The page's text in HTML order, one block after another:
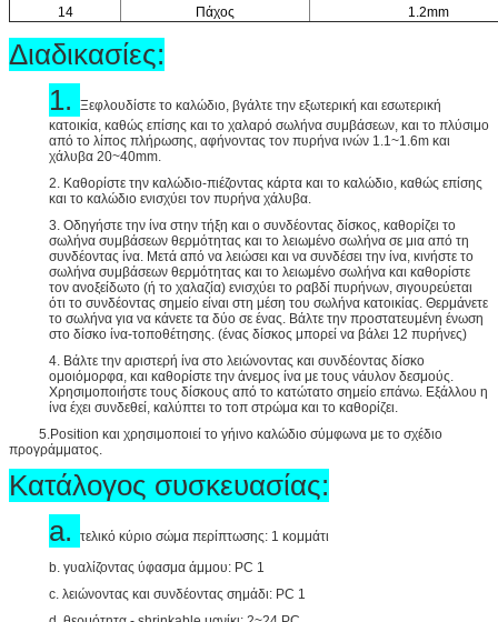
14
Πάχος 1.2mm
Διαδικασίες:
1.
Ξεφλουδίστε το καλώδιο, βγάλτε την εξωτερική και εσωτερική
κατοικία, καθώς επίσης και το χαλαρό σωλήνα συμβάσεων, και το πλύσιμο
από το λίπος πλήρωσης, αφήνοντας τον πυρήνα ινών 1.1~1.6m και
χάλυβα 20~40mm.
2. Καθορίστε την καλώδιο-πιέζοντας κάρτα και το καλώδιο, καθώς επίσης
και το καλώδιο ενισχύει τον πυρήνα χάλυβα.
3. Οδηγήστε την ίνα στην τήξη και ο συνδέοντας δίσκος, καθορίζει το
σωλήνα συμβάσεων θερμότητας και το λειωμένο σωλήνα σε μια από τη
συνδέοντας ίνα. Μετά από να λειώσει και να συνδέσει την ίνα, κινήστε το
σωλήνα συμβάσεων θερμότητας και το λειωμένο σωλήνα και καθορίστε
τον ανοξείδωτο (ή το χαλαζία) ενισχύει το ραβδί πυρήνων, σιγουρεύεται
ότι το συνδέοντας σημείο είναι στη μέση του σωλήνα κατοικίας. Θερμάνετε
το σωλήνα για να κάνετε τα δύο σε ένας. Βάλτε την προστατευμένη ένωση
στο δίσκο ίνα-τοποθέτησης. (ένας δίσκος μπορεί να βάλει 12 πυρήνες)
4. Βάλτε την αριστερή ίνα στο λειώνοντας και συνδέοντας δίσκο
ομοιόμορφα, και καθορίστε την άνεμος ίνα με τους νάυλον δεσμούς.
Χρησιμοποιήστε τους δίσκους από το κατώτατο σημείο επάνω. Εξάλλου η
ίνα έχει συνδεθεί, καλύπτει το τοπ στρώμα και το καθορίζει.
5.Position και χρησιμοποιεί το γήινο καλώδιο σύμφωνα με το σχέδιο
προγράμματος.
Κατάλογος συσκευασίας:
a.
τελικό κύριο σώμα περίπτωσης: 1 κομμάτι
b. γυαλίζοντας ύφασμα άμμου: PC 1
c. λειώνοντας και συνδέοντας σημάδι: PC 1